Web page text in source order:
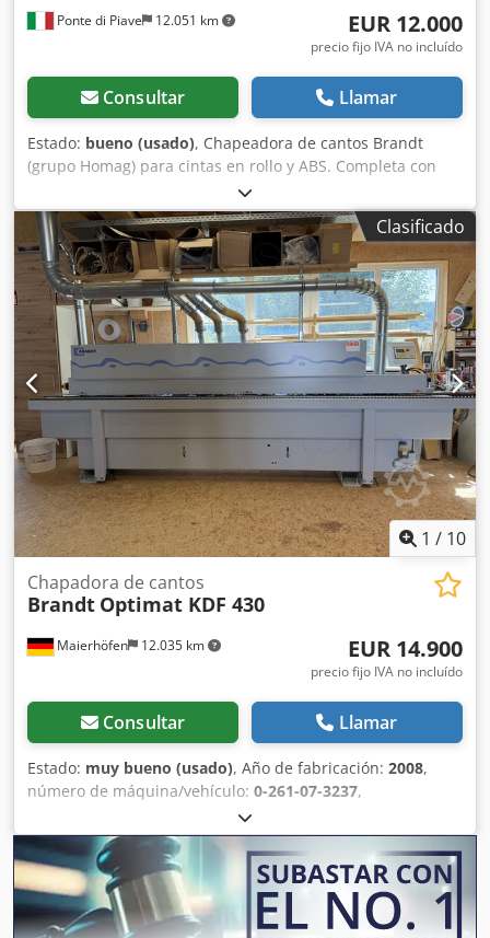
Ponte di Piave 12.051 km EUR 12.000
precio fijo IVA no incluído
Consultar Llamar
Estado: bueno (usado), Chapeadora de cantos Brandt
(grupo Homag) para cintas en rollo y ABS. Completa con
retificadoras de entrada y todos los grupos perfiladores
con redondeadores. Perfecto estado de funcionamiento.
Dcedpsy N Ukijfx Ab Ejk
Clasificado
1 / 10
Maierhöfen 12.035 km
Chapadora de cantos
Brandt Optimat KDF 430
EUR 14.900
precio fijo IVA no incluído
Consultar Llamar
Estado: muy bueno (usado), Año de fabricación: 2008,
número de máquina/vehículo: 0-261-07-3237,
totalmente funcional
400 V, altura de la pieza (máx.):60 mm, grosor del borde
(máx.):6 mm , tipo de ajuste de altura: mecánico, tipo de
accionamiento:eléctrico, altura total:1.580 mm, longitud
total:4.860 mm , ancho total: 1.130 mm , peso total:
1.630
kg, Equipamiento:Marcado CE, documentación / manual